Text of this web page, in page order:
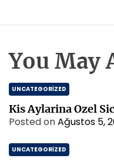
You May
UNCATEGORIZED
Kis Aylarina Ozel
Posted onAğustos 5,
UNCATEGORIZED